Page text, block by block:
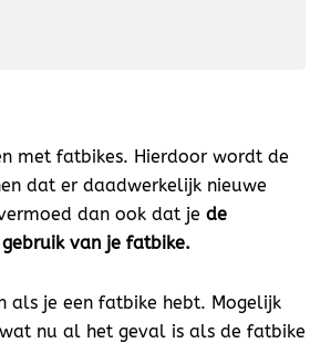
met fatbikes. Hierdoor wordt de
dat er daadwerkelijk nieuwe
dan ook dat je de
van je fatbike.
als je een fatbike hebt. Mogelijk
nu al het geval is als de fatbike